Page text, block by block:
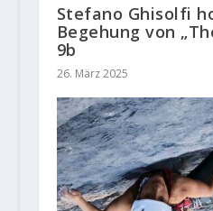
Stefano Ghisolfi
Begehung von
9b
26. März 2025